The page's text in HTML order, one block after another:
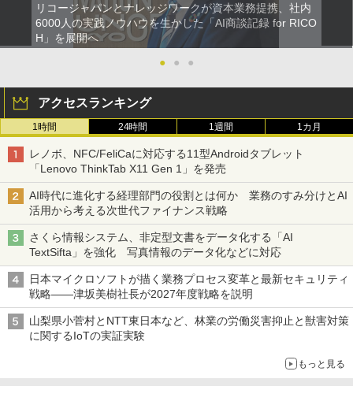
リコージャパンとナレッジワークが資本業務提携、社内
6000人の実践ノウハウを生かした「AI商談記録 for RICO
H」を展開へ
●
● ●
アクセスランキング
1時間 24時間 1週間 1カ月
レノボ、NFC/FeliCaに対応する11型Androidタブレット
「Lenovo ThinkTab X11 Gen 1」を発売
AI時代に進化する経理部門の役割とは何か 業務のすみ分けとAI
活用から考える次世代ファイナンス戦略
さくら情報システム、非定型文書をデータ化する「AI
TextSifta」を強化 写真情報のデータ化などに対応
日本マイクロソフトが描く業務プロセス変革と最新セキュリティ
戦略――津坂美樹社長が2027年度戦略を説明
山梨県小菅村とNTT東日本など、林業の労働災害抑止と獣害対策
に関するIoTの実証実験
もっと見る